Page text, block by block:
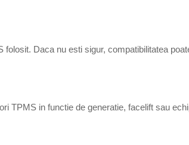
Daca nu esti sigur, compatibilitatea
TPMS in functie de generatie, facelift sau